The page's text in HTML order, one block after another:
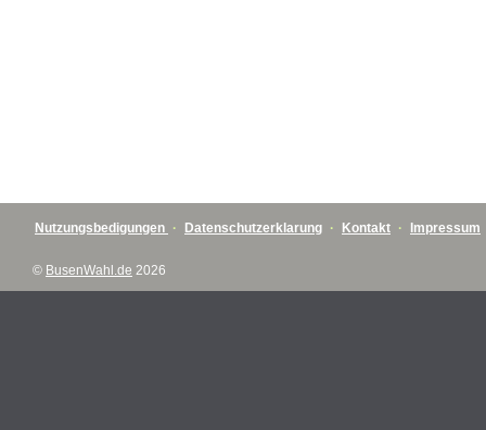
Nutzungsbedigungen · Datenschutzerklarung · Kontakt · Impressum
© BusenWahl.de 2026